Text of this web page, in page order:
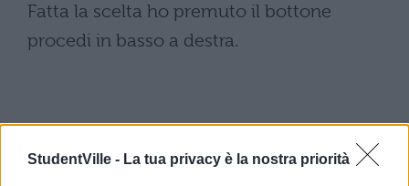
StudentVille - La tua privacy è la nostra priorità
Fatta la scelta ho premuto il bottone
procedi in basso a destra.
Nello step successivo occorre selezionare
la tariffa desiderata sia per il viaggio di